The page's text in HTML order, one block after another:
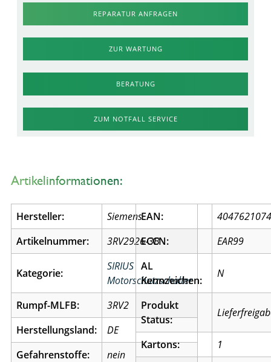
REPARATUR ANFRAGEN
ZUR WARTUNG
BERATUNG
ZUM NOTFALL SERVICE
Artikelinformationen:
Hersteller:
Siemens
Artikelnummer:
3RV2926-3B
Kategorie:
SIRIUS
Motorschutzschalter
Rumpf-MLFB:
3RV2
Herstellungsland:
DE
Gefahrenstoffe:
nein
EAN:
ECCN:
EAR99
AL
Kennzeichen:
N
Produkt
Status:
Kartons:
1